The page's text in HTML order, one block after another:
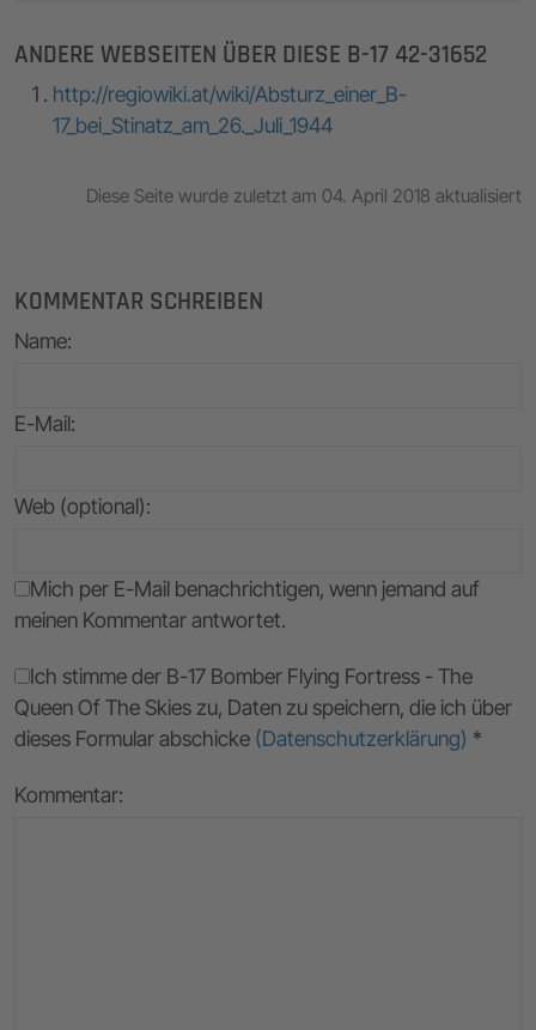
ANDERE WEBSEITEN ÜBER DIESE B-17 42-31652
http://regiowiki.at/wiki/Absturz_einer_B-
17_bei_Stinatz_am_26._Juli_1944
Diese Seite wurde zuletzt am 04. April 2018 aktualisiert
KOMMENTAR SCHREIBEN
Name:
E-Mail:
Web (optional):
Mich per E-Mail benachrichtigen, wenn jemand auf
meinen Kommentar antwortet.
Ich stimme der B-17 Bomber Flying Fortress - The
Queen Of The Skies zu, Daten zu speichern, die ich über
dieses Formular abschicke (Datenschutzerklärung) *
Kommentar: